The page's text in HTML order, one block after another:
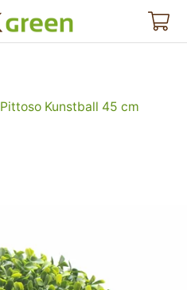
Pittoso Kunstball 45 cm